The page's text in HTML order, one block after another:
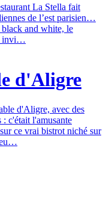
La Stella fait
de l’est parisien…
black and white, le
invi…
d'Aligre
d'Aligre, avec des
: c'était l'amusante
ce vrai bistrot niché sur